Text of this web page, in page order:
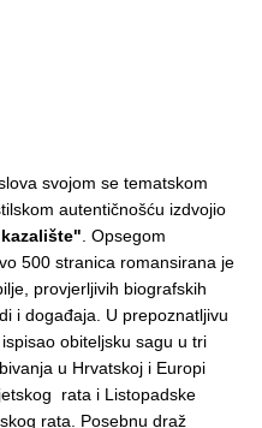
svojom se tematskom
autentičnošću izdvojio
. Opsegom
500 stranica romansirana je
provjerljivih biografskih
i događaja. U prepoznatljivu
ispisao obiteljsku sagu u tri
u Hrvatskoj i Europi
rata i Listopadske
rata. Posebnu draž